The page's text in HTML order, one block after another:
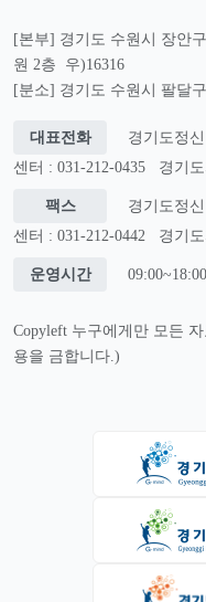
[본부] 경기도 수원시 장안
원 2층 우)16316
[분소] 경기도 수원시 팔달
대표전화
경기도정
센터 : 031-212-0435
경기
팩스
경기도정
센터 : 031-212-0442
경기
운영시간 09:00~18:00
Copyleft 누구에게만 모든
용을 금합니다.)